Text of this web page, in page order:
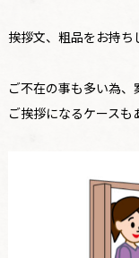
挨拶文、粗品をお持
ご不在の事も多い為
ご挨拶になるケースも